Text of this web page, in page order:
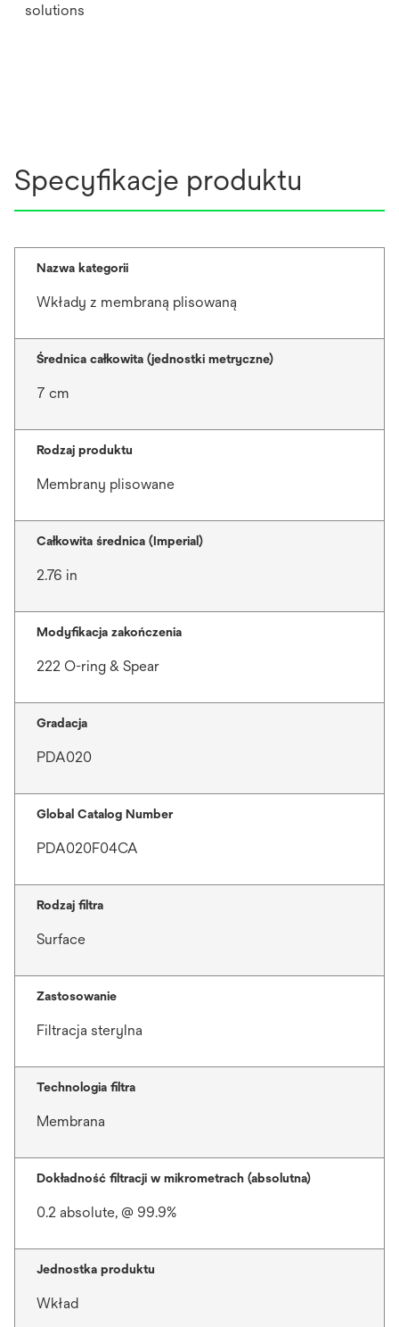
solutions
Specyfikacje produktu
Nazwa kategorii
Wkłady z membraną plisowaną
Średnica całkowita (jednostki metryczne)
7 cm
Rodzaj produktu
Membrany plisowane
Całkowita średnica (Imperial)
2.76 in
Modyfikacja zakończenia
222 O-ring & Spear
Gradacja
PDA020
Global Catalog Number
PDA020F04CA
Rodzaj filtra
Surface
Zastosowanie
Filtracja sterylna
Technologia filtra
Membrana
Dokładność filtracji w mikrometrach (absolutna)
0.2 absolute, @ 99.9%
Jednostka produktu
Wkład